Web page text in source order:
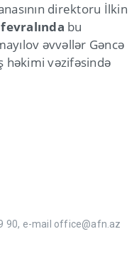
direktoru İlkin
bu
əvvəllər Gəncə
həkimi vəzifəsində
90, e-mail office@afn.az